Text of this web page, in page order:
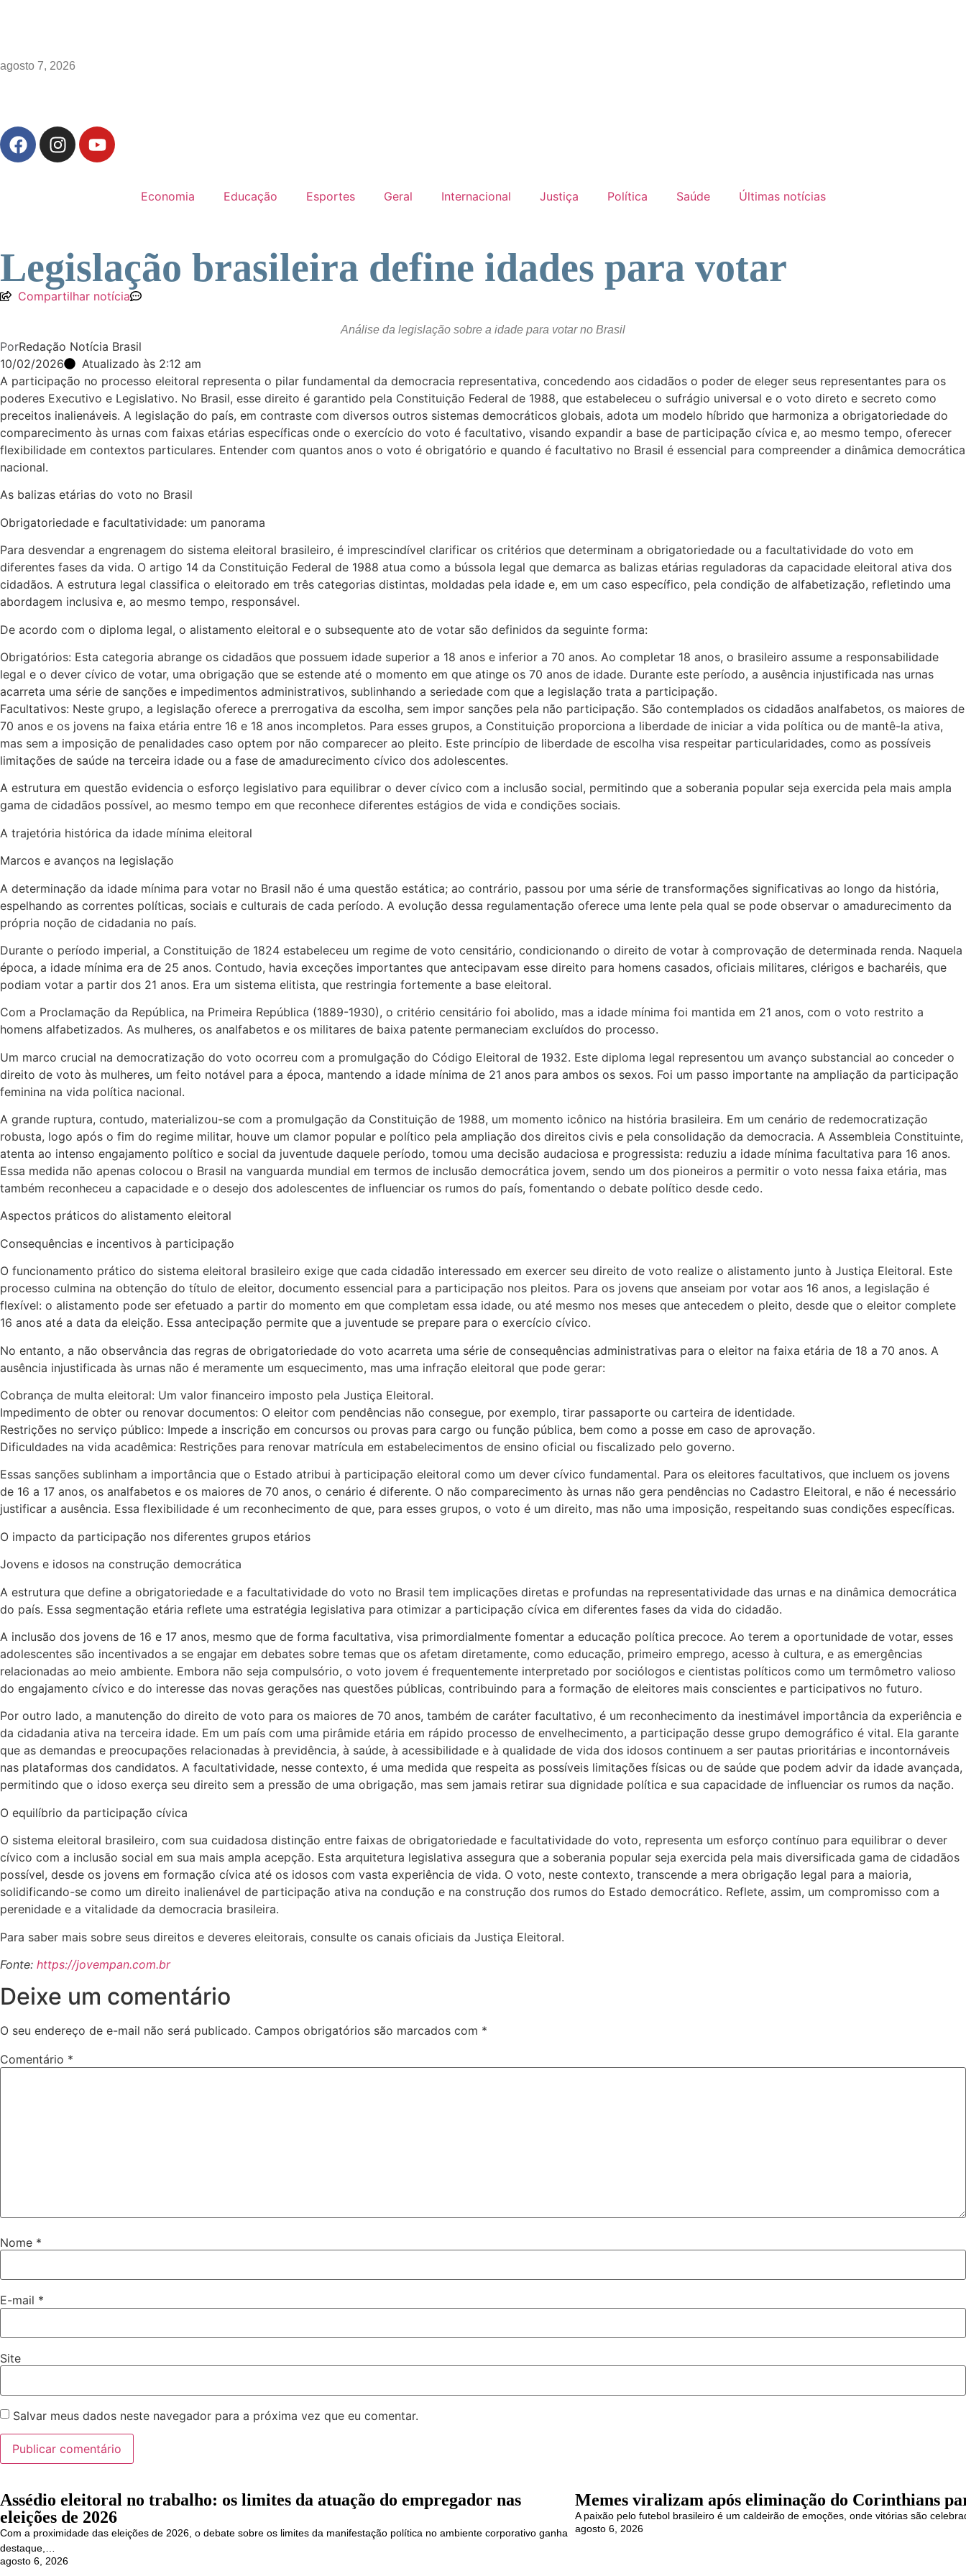
agosto 7, 2026
Economia Educação Esportes Geral Internacional Justiça Política Saúde Últimas notícias
Legislação brasileira define idades para votar
Compartilhar notícia
Análise da legislação sobre a idade para votar no Brasil
PorRedação Notícia Brasil
10/02/2026
Atualizado às 2:12 am
A participação no processo eleitoral representa o pilar fundamental da democracia representativa, concedendo aos cidadãos o poder de eleger seus representantes para os
poderes Executivo e Legislativo. No Brasil, esse direito é garantido pela Constituição Federal de 1988, que estabeleceu o sufrágio universal e o voto direto e secreto como
preceitos inalienáveis. A legislação do país, em contraste com diversos outros sistemas democráticos globais, adota um modelo híbrido que harmoniza a obrigatoriedade do
comparecimento às urnas com faixas etárias específicas onde o exercício do voto é facultativo, visando expandir a base de participação cívica e, ao mesmo tempo, oferecer
flexibilidade em contextos particulares. Entender com quantos anos o voto é obrigatório e quando é facultativo no Brasil é essencial para compreender a dinâmica democrática
nacional.
As balizas etárias do voto no Brasil
Obrigatoriedade e facultatividade: um panorama
Para desvendar a engrenagem do sistema eleitoral brasileiro, é imprescindível clarificar os critérios que determinam a obrigatoriedade ou a facultatividade do voto em
diferentes fases da vida. O artigo 14 da Constituição Federal de 1988 atua como a bússola legal que demarca as balizas etárias reguladoras da capacidade eleitoral ativa dos
cidadãos. A estrutura legal classifica o eleitorado em três categorias distintas, moldadas pela idade e, em um caso específico, pela condição de alfabetização, refletindo uma
abordagem inclusiva e, ao mesmo tempo, responsável.
De acordo com o diploma legal, o alistamento eleitoral e o subsequente ato de votar são definidos da seguinte forma:
Obrigatórios: Esta categoria abrange os cidadãos que possuem idade superior a 18 anos e inferior a 70 anos. Ao completar 18 anos, o brasileiro assume a responsabilidade
legal e o dever cívico de votar, uma obrigação que se estende até o momento em que atinge os 70 anos de idade. Durante este período, a ausência injustificada nas urnas
acarreta uma série de sanções e impedimentos administrativos, sublinhando a seriedade com que a legislação trata a participação.
Facultativos: Neste grupo, a legislação oferece a prerrogativa da escolha, sem impor sanções pela não participação. São contemplados os cidadãos analfabetos, os maiores de
70 anos e os jovens na faixa etária entre 16 e 18 anos incompletos. Para esses grupos, a Constituição proporciona a liberdade de iniciar a vida política ou de mantê-la ativa,
mas sem a imposição de penalidades caso optem por não comparecer ao pleito. Este princípio de liberdade de escolha visa respeitar particularidades, como as possíveis
limitações de saúde na terceira idade ou a fase de amadurecimento cívico dos adolescentes.
A estrutura em questão evidencia o esforço legislativo para equilibrar o dever cívico com a inclusão social, permitindo que a soberania popular seja exercida pela mais ampla
gama de cidadãos possível, ao mesmo tempo em que reconhece diferentes estágios de vida e condições sociais.
A trajetória histórica da idade mínima eleitoral
Marcos e avanços na legislação
A determinação da idade mínima para votar no Brasil não é uma questão estática; ao contrário, passou por uma série de transformações significativas ao longo da história,
espelhando as correntes políticas, sociais e culturais de cada período. A evolução dessa regulamentação oferece uma lente pela qual se pode observar o amadurecimento da
própria noção de cidadania no país.
Durante o período imperial, a Constituição de 1824 estabeleceu um regime de voto censitário, condicionando o direito de votar à comprovação de determinada renda. Naquela
época, a idade mínima era de 25 anos. Contudo, havia exceções importantes que antecipavam esse direito para homens casados, oficiais militares, clérigos e bacharéis, que
podiam votar a partir dos 21 anos. Era um sistema elitista, que restringia fortemente a base eleitoral.
Com a Proclamação da República, na Primeira República (1889-1930), o critério censitário foi abolido, mas a idade mínima foi mantida em 21 anos, com o voto restrito a
homens alfabetizados. As mulheres, os analfabetos e os militares de baixa patente permaneciam excluídos do processo.
Um marco crucial na democratização do voto ocorreu com a promulgação do Código Eleitoral de 1932. Este diploma legal representou um avanço substancial ao conceder o
direito de voto às mulheres, um feito notável para a época, mantendo a idade mínima de 21 anos para ambos os sexos. Foi um passo importante na ampliação da participação
feminina na vida política nacional.
A grande ruptura, contudo, materializou-se com a promulgação da Constituição de 1988, um momento icônico na história brasileira. Em um cenário de redemocratização
robusta, logo após o fim do regime militar, houve um clamor popular e político pela ampliação dos direitos civis e pela consolidação da democracia. A Assembleia Constituinte,
atenta ao intenso engajamento político e social da juventude daquele período, tomou uma decisão audaciosa e progressista: reduziu a idade mínima facultativa para 16 anos.
Essa medida não apenas colocou o Brasil na vanguarda mundial em termos de inclusão democrática jovem, sendo um dos pioneiros a permitir o voto nessa faixa etária, mas
também reconheceu a capacidade e o desejo dos adolescentes de influenciar os rumos do país, fomentando o debate político desde cedo.
Aspectos práticos do alistamento eleitoral
Consequências e incentivos à participação
O funcionamento prático do sistema eleitoral brasileiro exige que cada cidadão interessado em exercer seu direito de voto realize o alistamento junto à Justiça Eleitoral. Este
processo culmina na obtenção do título de eleitor, documento essencial para a participação nos pleitos. Para os jovens que anseiam por votar aos 16 anos, a legislação é
flexível: o alistamento pode ser efetuado a partir do momento em que completam essa idade, ou até mesmo nos meses que antecedem o pleito, desde que o eleitor complete
16 anos até a data da eleição. Essa antecipação permite que a juventude se prepare para o exercício cívico.
No entanto, a não observância das regras de obrigatoriedade do voto acarreta uma série de consequências administrativas para o eleitor na faixa etária de 18 a 70 anos. A
ausência injustificada às urnas não é meramente um esquecimento, mas uma infração eleitoral que pode gerar:
Cobrança de multa eleitoral: Um valor financeiro imposto pela Justiça Eleitoral.
Impedimento de obter ou renovar documentos: O eleitor com pendências não consegue, por exemplo, tirar passaporte ou carteira de identidade.
Restrições no serviço público: Impede a inscrição em concursos ou provas para cargo ou função pública, bem como a posse em caso de aprovação.
Dificuldades na vida acadêmica: Restrições para renovar matrícula em estabelecimentos de ensino oficial ou fiscalizado pelo governo.
Essas sanções sublinham a importância que o Estado atribui à participação eleitoral como um dever cívico fundamental. Para os eleitores facultativos, que incluem os jovens
de 16 a 17 anos, os analfabetos e os maiores de 70 anos, o cenário é diferente. O não comparecimento às urnas não gera pendências no Cadastro Eleitoral, e não é necessário
justificar a ausência. Essa flexibilidade é um reconhecimento de que, para esses grupos, o voto é um direito, mas não uma imposição, respeitando suas condições específicas.
O impacto da participação nos diferentes grupos etários
Jovens e idosos na construção democrática
A estrutura que define a obrigatoriedade e a facultatividade do voto no Brasil tem implicações diretas e profundas na representatividade das urnas e na dinâmica democrática
do país. Essa segmentação etária reflete uma estratégia legislativa para otimizar a participação cívica em diferentes fases da vida do cidadão.
A inclusão dos jovens de 16 e 17 anos, mesmo que de forma facultativa, visa primordialmente fomentar a educação política precoce. Ao terem a oportunidade de votar, esses
adolescentes são incentivados a se engajar em debates sobre temas que os afetam diretamente, como educação, primeiro emprego, acesso à cultura, e as emergências
relacionadas ao meio ambiente. Embora não seja compulsório, o voto jovem é frequentemente interpretado por sociólogos e cientistas políticos como um termômetro valioso
do engajamento cívico e do interesse das novas gerações nas questões públicas, contribuindo para a formação de eleitores mais conscientes e participativos no futuro.
Por outro lado, a manutenção do direito de voto para os maiores de 70 anos, também de caráter facultativo, é um reconhecimento da inestimável importância da experiência e
da cidadania ativa na terceira idade. Em um país com uma pirâmide etária em rápido processo de envelhecimento, a participação desse grupo demográfico é vital. Ela garante
que as demandas e preocupações relacionadas à previdência, à saúde, à acessibilidade e à qualidade de vida dos idosos continuem a ser pautas prioritárias e incontornáveis
nas plataformas dos candidatos. A facultatividade, nesse contexto, é uma medida que respeita as possíveis limitações físicas ou de saúde que podem advir da idade avançada,
permitindo que o idoso exerça seu direito sem a pressão de uma obrigação, mas sem jamais retirar sua dignidade política e sua capacidade de influenciar os rumos da nação.
O equilíbrio da participação cívica
O sistema eleitoral brasileiro, com sua cuidadosa distinção entre faixas de obrigatoriedade e facultatividade do voto, representa um esforço contínuo para equilibrar o dever
cívico com a inclusão social em sua mais ampla acepção. Esta arquitetura legislativa assegura que a soberania popular seja exercida pela mais diversificada gama de cidadãos
possível, desde os jovens em formação cívica até os idosos com vasta experiência de vida. O voto, neste contexto, transcende a mera obrigação legal para a maioria,
solidificando-se como um direito inalienável de participação ativa na condução e na construção dos rumos do Estado democrático. Reflete, assim, um compromisso com a
perenidade e a vitalidade da democracia brasileira.
Para saber mais sobre seus direitos e deveres eleitorais, consulte os canais oficiais da Justiça Eleitoral.
Fonte: https://jovempan.com.br
Deixe um comentário
O seu endereço de e-mail não será publicado. Campos obrigatórios são marcados com *
Comentário *
Nome *
E-mail *
Site
Salvar meus dados neste navegador para a próxima vez que eu comentar.
Assédio eleitoral no trabalho: os limites da atuação do empregador nas
eleições de 2026
Com a proximidade das eleições de 2026, o debate sobre os limites da manifestação política no ambiente corporativo ganha
destaque,…
agosto 6, 2026
Memes viralizam após eliminação do Corinthians
A paixão pelo futebol brasileiro é um caldeirão de emoções, onde vitórias são
agosto 6, 2026